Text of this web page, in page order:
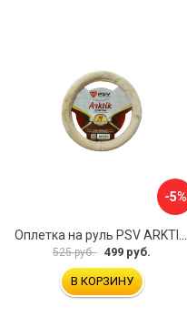
-5%
525 руб. 499 руб.
В КОРЗИНУ